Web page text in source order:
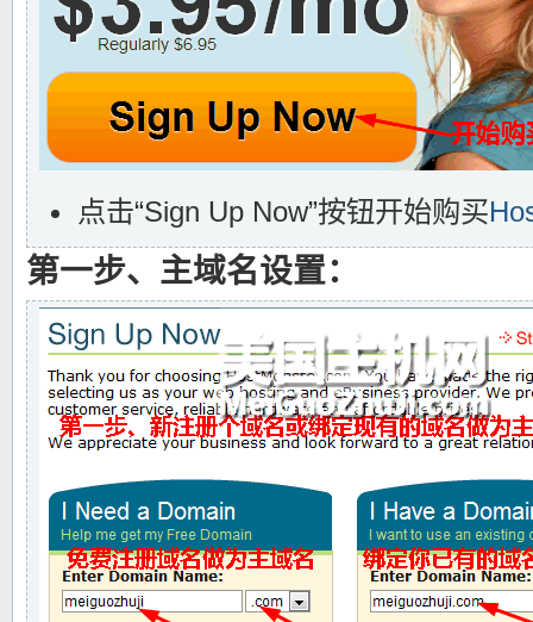
点击“Sign Up Now”按钮开始购买
第一步、主域名设置：